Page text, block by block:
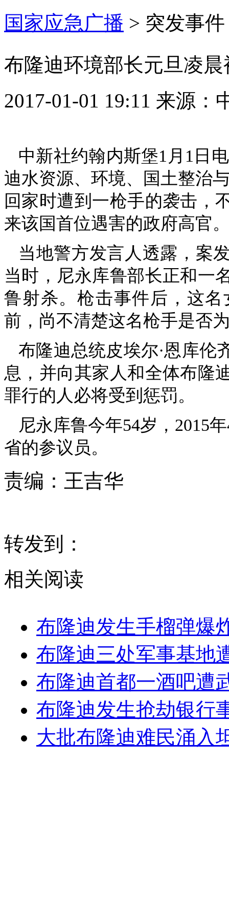
国家应急广播 > 突发事件
布隆迪环境部长元旦凌
2017-01-01 19:11 来源：
中新社约翰内斯堡1月1日
迪水资源、环境、国土整治
回家时遭到一枪手的袭击，
来该国首位遇害的政府高官
当地警方发言人透露，案
当时，尼永库鲁部长正和一
鲁射杀。枪击事件后，这
前，尚不清楚这名枪手是否
布隆迪总统皮埃尔·恩库伦
息，并向其家人和全体布隆
罪行的人必将受到惩罚。
尼永库鲁今年54岁，2015
省的参议员。
责编： 王吉华
转发到：
相关阅读
布隆迪发生手榴弹爆
布隆迪三处军事基地
布隆迪首都一酒吧遭
布隆迪发生抢劫银行
大批布隆迪难民涌入